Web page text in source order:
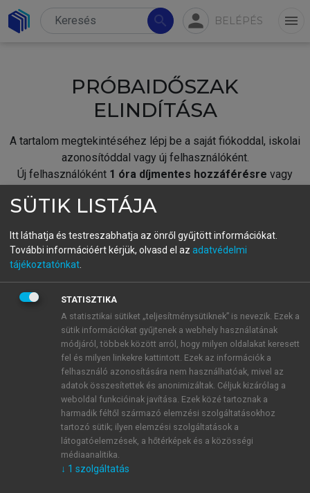
search person BELÉPÉS menu
PRÓBAIDŐSZAK
ELINDÍTÁSA
A tartalom megtekintéséhez lépj be a saját fiókoddal, iskolai
azonosítóddal vagy új felhasználóként.
Új felhasználóként 1 óra díjmentes hozzáférésre vagy
fiókoddal,vagy hozz létre új fiókot.
A regisztráció után apróbaidőszakautomatikusan
BELÉPÉS SAJÁT FIÓKKAL
ÚJ FIÓK LÉTREHOZÁSA
1 óra díjmentes hozzáférés
E-MAIL-CÍM
SÜTIK LISTÁJA
Itt láthatja és testreszabhatja az önről gyűjtött információkat.
További információért kérjük, olvasd el az adatvédelmi
tájékoztatónkat
STATISZTIKA
A statisztikai sütiket „teljesítménysütiknek” is nevezik. Ezek a
sütik információkat gyűjtenek a webhely használatának
módjáról, többek között arról, hogy milyen oldalakat keresett
fel és milyen linkekre kattintott. Ezek az információk a
felhasználó azonosítására nem használhatóak, mivel az
adatok összesítettek és anonimizáltak. Céljuk kizárólag a
weboldal funkcióinak javítása. Ezek közé tartoznak a
harmadik féltől származó elemzési szolgáltatásokhoz
tartozó sütik; ilyen elemzési szolgáltatások a
látogatóelemzések, a hőtérképek és a közösségi
médiaanalitika.
↓ 1 szolgáltatás